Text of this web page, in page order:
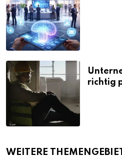
richtig
WEITERE